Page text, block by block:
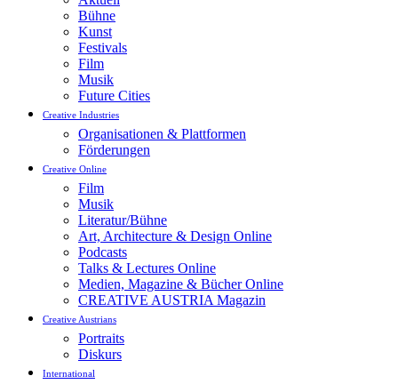
Bühne
Kunst
Festivals
Film
Musik
Future Cities
Creative Industries
Organisationen & Plattformen
Förderungen
Creative Online
Film
Musik
Literatur/Bühne
Art, Architecture & Design Online
Podcasts
Talks & Lectures Online
Medien, Magazine & Bücher Online
CREATIVE AUSTRIA Magazin
Creative Austrians
Portraits
Diskurs
International